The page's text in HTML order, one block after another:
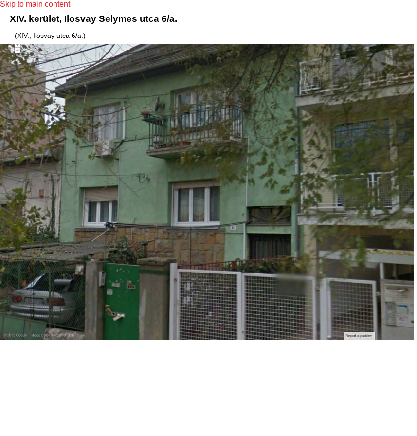
Skip to main content
XIV. kerület, Ilosvay Selymes utca 6/a.
(XIV., Ilosvay utca 6/a.)